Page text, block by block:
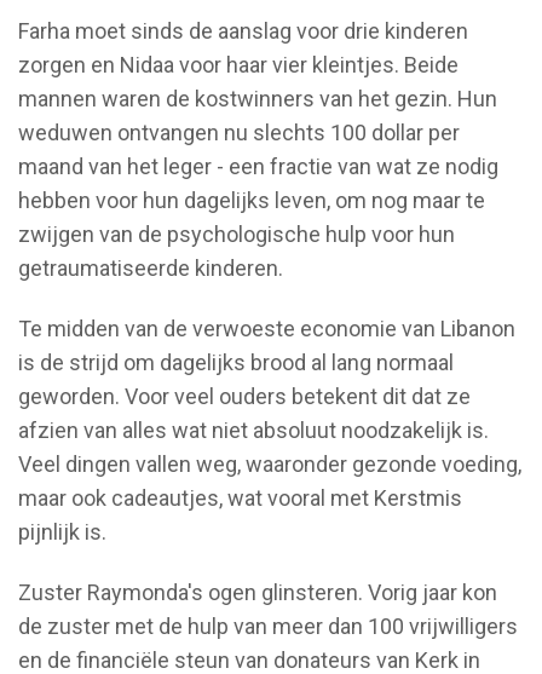
[spacer height="10px"]
Farha moet sinds de aanslag voor drie kinderen
zorgen en Nidaa voor haar vier kleintjes. Beide
mannen waren de kostwinners van het gezin. Hun
weduwen ontvangen nu slechts 100 dollar per
maand van het leger - een fractie van wat ze nodig
hebben voor hun dagelijks leven, om nog maar te
zwijgen van de psychologische hulp voor hun
getraumatiseerde kinderen.
Te midden van de verwoeste economie van Libanon
is de strijd om dagelijks brood al lang normaal
geworden. Voor veel ouders betekent dit dat ze
afzien van alles wat niet absoluut noodzakelijk is.
Veel dingen vallen weg, waaronder gezonde voeding,
maar ook cadeautjes, wat vooral met Kerstmis
pijnlijk is.
Zuster Raymonda's ogen glinsteren. Vorig jaar kon
de zuster met de hulp van meer dan 100 vrijwilligers
en de financiële steun van donateurs van Kerk in